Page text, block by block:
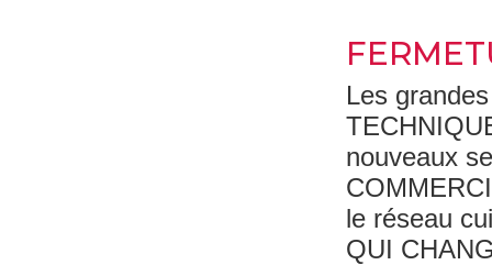
Les
nouveaux
le réseau
QUI